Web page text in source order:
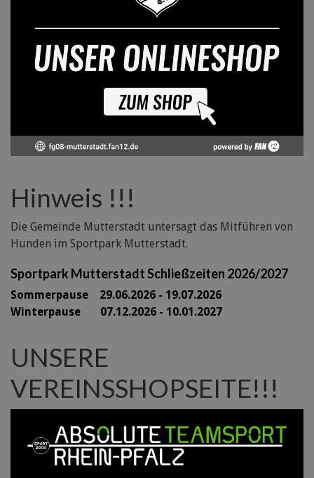
Hinweis !!!
Die Gemeinde Mutterstadt untersagt das Mitführen von
Hunden im Sportpark Mutterstadt.
Sportpark Mutterstadt Schließzeiten 2026/2027
Sommerpause 29.06.2026 - 19.07.2026
Winterpause 07.12.2026 - 10.01.2027
UNSERE
VEREINSSHOPSEITE!!!